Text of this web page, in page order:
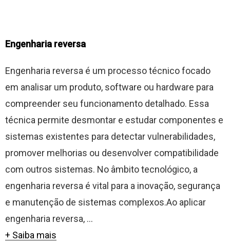
Engenharia reversa
Engenharia reversa é um processo técnico focado
em analisar um produto, software ou hardware para
compreender seu funcionamento detalhado. Essa
técnica permite desmontar e estudar componentes e
sistemas existentes para detectar vulnerabilidades,
promover melhorias ou desenvolver compatibilidade
com outros sistemas. No âmbito tecnológico, a
engenharia reversa é vital para a inovação, segurança
e manutenção de sistemas complexos.Ao aplicar
engenharia reversa, ...
+ Saiba mais